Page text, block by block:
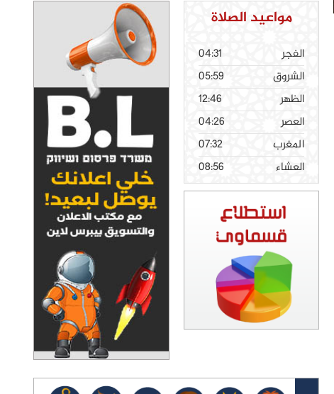
مواعيد الصلاة
الفجر
04:31
الشروق
05:59
الظهر
12:46
العصر
04:26
المغرب
07:32
العشاء
08:56